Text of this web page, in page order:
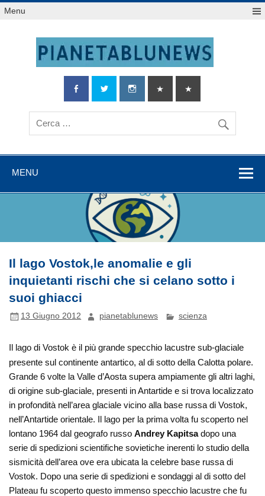
Salta
alMenu
MENU
Il lago Vostok,le anomalie e gli
inquietanti rischi che si celano sotto i
suoi ghiacci
13 Giugno 2012 pianetablunews scienza
Il lago di Vostok è il più grande specchio lacustre sub-glaciale
presente sul continente antartico, al di sotto della Calotta polare.
Grande 6 volte la Valle d’Aosta supera ampiamente gli altri laghi,
di origine sub-glaciale, presenti in Antartide e si trova localizzato
in profondità nell’area glaciale vicino alla base russa di Vostok,
nell’Antartide orientale. Il lago per la prima volta fu scoperto nel
lontano 1964 dal geografo russoAndrey Kapitsadopo una
serie di spedizioni scientifiche sovietiche inerenti lo studio della
sismicità dell’area ove era ubicata la celebre base russa di
Vostok. Dopo una serie di spedizioni e sondaggi al di sotto del
Plateau fu scoperto questo immenso specchio lacustre che fu